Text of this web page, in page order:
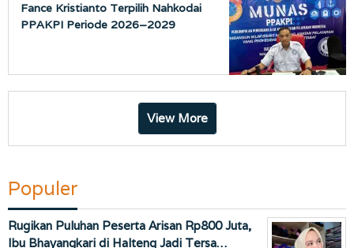
Fance Kristianto Terpilih Nahkodai
PPAKPI Periode 2026–2029
View More
Populer
Rugikan Puluhan Peserta Arisan Rp800 Juta,
Ibu Bhayangkari di Halteng Jadi Tersa…